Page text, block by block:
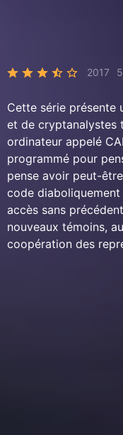
2017
Cette série présente
et de cryptanalystes
ordinateur appelé
programmé pour
pense avoir peut-
code
accès sans
nouveaux témoins,
coopération des